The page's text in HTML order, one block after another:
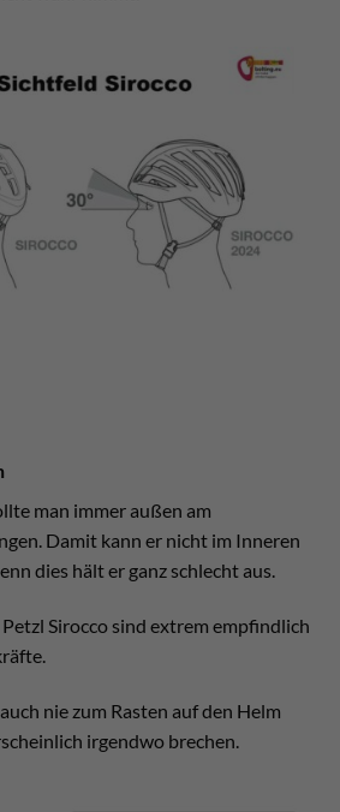
man immer außen am
Damit kann er nicht im Inneren
dies hält er ganz schlecht aus.
Sirocco sind extrem empfindlich
nie zum Rasten auf den Helm
irgendwo brechen.